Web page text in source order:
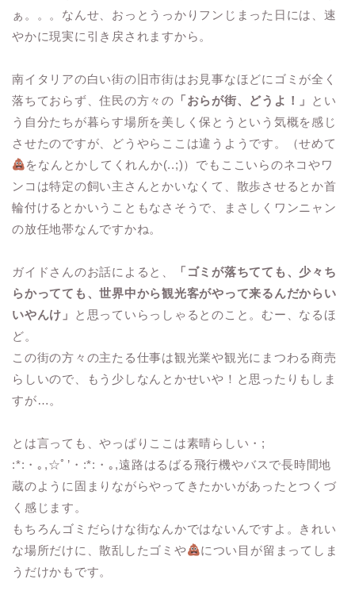
ぁ。。。なんせ、おっとうっかりフンじまった日には、速
やかに現実に引き戻されますから。
南イタリアの白い街の旧市街はお見事なほどにゴミが全く
落ちておらず、住民の方々の 「おらが街、どうよ！」
とい
う自分たちが暮らす場所を美しく保とうという気概を感じ
させたのですが、どうやらここは違うようです。（せめて
をなんとかしてくれんか(..;)）でもここいらのネコやワ
ンコは特定の飼い主さんとかいなくて、散歩させるとか首
輪付けるとかいうこともなさそうで、まさしくワンニャン
の放任地帯なんですかね。
ガイドさんのお話によると、
「ゴミが落ちてても、少々ち
らかってても、世界中から観光客がやって来るんだからい
いやんけ」
と思っていらっしゃるとのこと。むー、なるほ
ど。
この街の方々の主たる仕事は観光業や観光にまつわる商売
らしいので、もう少しなんとかせいや！と思ったりもしま
すが…。
とは言っても、やっぱりここは素晴らしい・;
:*:・｡,☆ﾟ’・:*:・｡,遠路はるばる飛行機やバスで長時間地
蔵のように固まりながらやってきたかいがあったとつくづ
く感じます。
もちろんゴミだらけな街なんかではないんですよ。きれい
な場所だけに、散乱したゴミや
につい目が留まってしま
うだけかもです。